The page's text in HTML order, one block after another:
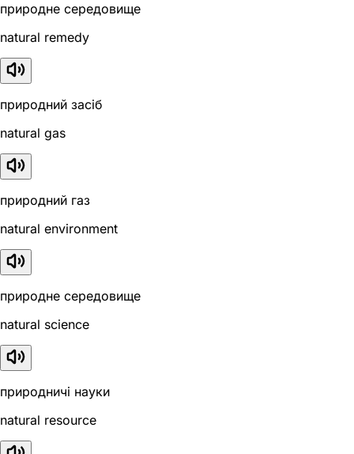
природне середовище
natural remedy
природний засіб
natural gas
природний газ
natural environment
природне середовище
natural science
природничі науки
natural resource